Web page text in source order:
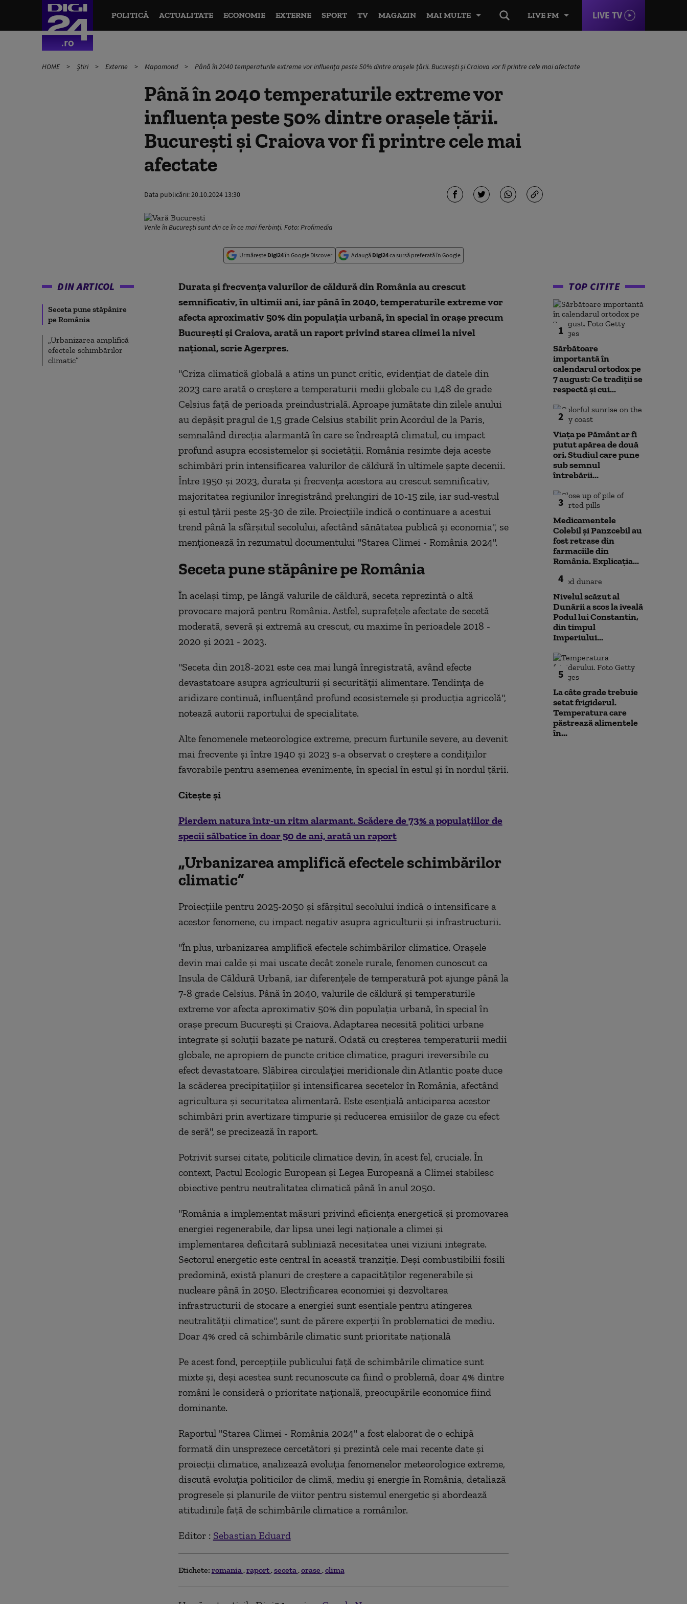
LIVE FM LIVE TV
POLITICĂ ACTUALITATE ECONOMIE EXTERNE SPORT TV MAGAZIN MAI MULTE
HOME Știri Externe Mapamond Până în 2040 temperaturile extreme vor influența peste 50% dintre orașele țării. București și Craiova vor fi printre cele mai afectate
Până în 2040 temperaturile extreme vor
influența peste 50% dintre orașele țării.
București și Craiova vor fi printre cele mai
afectate
Data publicării:20.10.2024 13:30
Verile în București sunt din ce în ce mai fierbinți. Foto: Profimedia
Urmărește Digi24în Google Discover Adaugă Digi24ca sursă preferată în Google
DIN ARTICOL
Seceta pune stăpânire
pe România
„Urbanizarea amplifică
efectele schimbărilor
climatic”
Durata şi frecvenţa valurilor de căldură din România au crescut
semnificativ, în ultimii ani, iar până în 2040, temperaturile extreme vor
afecta aproximativ 50% din populaţia urbană, în special în oraşe precum
Bucureşti şi Craiova, arată un raport privind starea climei la nivel
naţional, scrie Agerpres.
"Criza climatică globală a atins un punct critic, evidenţiat de datele din
2023 care arată o creştere a temperaturii medii globale cu 1,48 de grade
Celsius faţă de perioada preindustrială. Aproape jumătate din zilele anului
au depăşit pragul de 1,5 grade Celsius stabilit prin Acordul de la Paris,
semnalând direcţia alarmantă în care se îndreaptă climatul, cu impact
profund asupra ecosistemelor şi societăţii. România resimte deja aceste
schimbări prin intensificarea valurilor de căldură în ultimele şapte decenii.
Între 1950 şi 2023, durata şi frecvenţa acestora au crescut semnificativ,
majoritatea regiunilor înregistrând prelungiri de 10-15 zile, iar sud-vestul
şi estul ţării peste 25-30 de zile. Proiecţiile indică o continuare a acestui
trend până la sfârşitul secolului, afectând sănătatea publică şi economia", se
menţionează în rezumatul documentului "Starea Climei - România 2024".
Seceta pune stăpânire pe România
În acelaşi timp, pe lângă valurile de căldură, seceta reprezintă o altă
provocare majoră pentru România. Astfel, suprafeţele afectate de secetă
moderată, severă şi extremă au crescut, cu maxime în perioadele 2018 -
2020 şi 2021 - 2023.
"Seceta din 2018-2021 este cea mai lungă înregistrată, având efecte
devastatoare asupra agriculturii şi securităţii alimentare. Tendinţa de
aridizare continuă, influenţând profund ecosistemele şi producţia agricolă",
notează autorii raportului de specialitate.
Alte fenomenele meteorologice extreme, precum furtunile severe, au devenit
mai frecvente şi între 1940 şi 2023 s-a observat o creştere a condiţiilor
favorabile pentru asemenea evenimente, în special în estul şi în nordul ţării.
Citește și
Pierdem natura într-un ritm alarmant. Scădere de 73% a populațiilor de
specii sălbatice în doar 50 de ani, arată un raport
„Urbanizarea amplifică efectele schimbărilor
climatic”
Proiecţiile pentru 2025-2050 şi sfârşitul secolului indică o intensificare a
acestor fenomene, cu impact negativ asupra agriculturii şi infrastructurii.
"În plus, urbanizarea amplifică efectele schimbărilor climatice. Oraşele
devin mai calde şi mai uscate decât zonele rurale, fenomen cunoscut ca
Insula de Căldură Urbană, iar diferenţele de temperatură pot ajunge până la
7-8 grade Celsius. Până în 2040, valurile de căldură şi temperaturile
extreme vor afecta aproximativ 50% din populaţia urbană, în special în
oraşe precum Bucureşti şi Craiova. Adaptarea necesită politici urbane
integrate şi soluţii bazate pe natură. Odată cu creşterea temperaturii medii
globale, ne apropiem de puncte critice climatice, praguri ireversibile cu
efect devastatoare. Slăbirea circulaţiei meridionale din Atlantic poate duce
la scăderea precipitaţiilor şi intensificarea secetelor în România, afectând
agricultura şi securitatea alimentară. Este esenţială anticiparea acestor
schimbări prin avertizare timpurie şi reducerea emisiilor de gaze cu efect
de seră", se precizează în raport.
Potrivit sursei citate, politicile climatice devin, în acest fel, cruciale. În
context, Pactul Ecologic European şi Legea Europeană a Climei stabilesc
obiective pentru neutralitatea climatică până în anul 2050.
"România a implementat măsuri privind eficienţa energetică şi promovarea
energiei regenerabile, dar lipsa unei legi naţionale a climei şi
implementarea deficitară subliniază necesitatea unei viziuni integrate.
Sectorul energetic este central în această tranziţie. Deşi combustibilii fosili
predomină, există planuri de creştere a capacităţilor regenerabile şi
nucleare până în 2050. Electrificarea economiei şi dezvoltarea
infrastructurii de stocare a energiei sunt esenţiale pentru atingerea
neutralităţii climatice", sunt de părere experţii în problematici de mediu.
Doar 4% cred că schimbările climatic sunt prioritate națională
Pe acest fond, percepţiile publicului faţă de schimbările climatice sunt
mixte şi, deşi acestea sunt recunoscute ca fiind o problemă, doar 4% dintre
români le consideră o prioritate naţională, preocupările economice fiind
dominante.
Raportul "Starea Climei - România 2024" a fost elaborat de o echipă
formată din unsprezece cercetători şi prezintă cele mai recente date şi
proiecţii climatice, analizează evoluţia fenomenelor meteorologice extreme,
discută evoluţia politicilor de climă, mediu şi energie în România, detaliază
progresele şi planurile de viitor pentru sistemul energetic şi abordează
atitudinile faţă de schimbările climatice a românilor.
Editor : Sebastian Eduard
Etichete: romania raport seceta orase clima
TOP CITITE
1
Sărbătoare
importantă în
calendarul ortodox pe
7 august: Ce tradiții se
respectă și cui...
2
Viața pe Pământ ar fi
putut apărea de două
ori. Studiul care pune
sub semnul
întrebării...
3
Medicamentele
Colebil și Panzcebil au
fost retrase din
farmaciile din
România. Explicația...
4
Nivelul scăzut al
Dunării a scos la iveală
Podul lui Constantin,
din timpul
Imperiului...
5
La câte grade trebuie
setat frigiderul.
Temperatura care
păstrează alimentele
în...